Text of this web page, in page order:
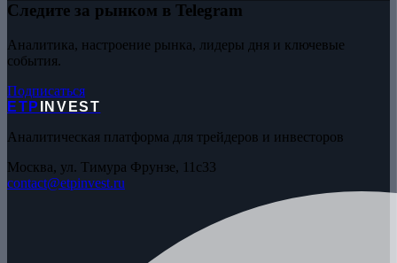
Следите за рынком в Telegram
Аналитика, настроение рынка, лидеры дня и ключевые
события.
Подписаться
ETP
INVEST
Аналитическая платформа для трейдеров и инвесторов
Москва, ул. Тимура Фрунзе, 11с33
contact@etpinvest.ru